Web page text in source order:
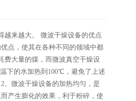
越来越大。 微波干燥设备的优点
点，使其在各种不同的领域中都
大量的煤，而微波真空干燥设
下的水加热到100℃，避免了上述
微波干燥设备的加热均匀，是
产生膨化的效果，利于粉碎，使